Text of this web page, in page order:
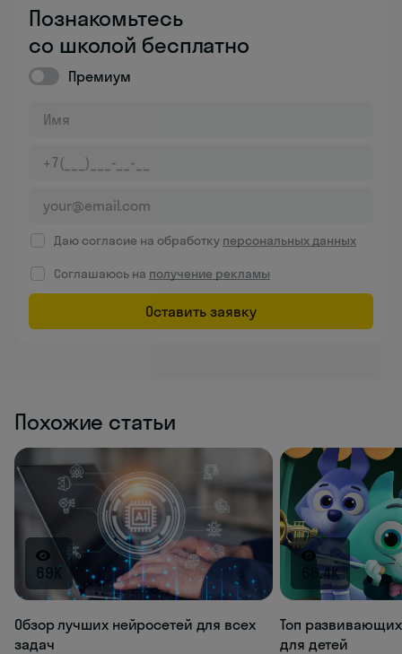
Познакомьтесь
со школой бесплатно
Премиум
Даю согласие на обработку персональных данных
Соглашаюсь на получение рекламы
Оставить заявку
Похожие статьи
69K
Обзор лучших нейросетей для всех
задач
66.4K
Топ
для детей